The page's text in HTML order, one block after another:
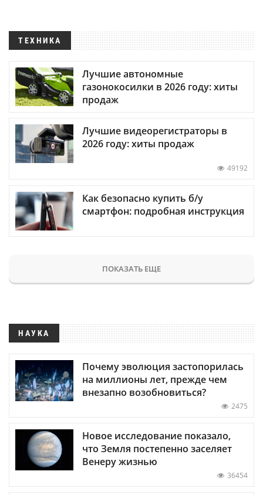
ТЕХНИКА
Лучшие автономные
газонокосилки в 2026 году: хиты
продаж
Лучшие видеорегистраторы в
2026 году: хиты продаж
49192
Как безопасно купить б/у
смартфон: подробная инструкция
ПОКАЗАТЬ ЕЩЕ
НАУКА
Почему эволюция застопорилась
на миллионы лет, прежде чем
внезапно возобновиться?
2475
Новое исследование показало,
что Земля постепенно заселяет
Венеру жизнью
36454